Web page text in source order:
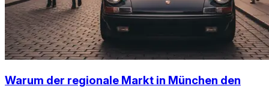
Warum der regionale Markt in München den